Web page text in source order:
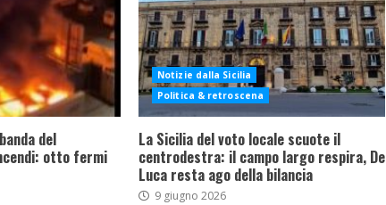
del
otto fermi
Notizie dalla Sicilia
Politica & retroscena
La Sicilia del voto locale scuote il
centrodestra: il campo largo respira, De
Luca resta ago della bilancia
9 giugno 2026